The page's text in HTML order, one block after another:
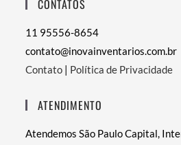
CONTATOS
11 95556-8654
contato@inovainventarios.com.br
Contato | Política de Privacidade
ATENDIMENTO
Atendemos São Paulo Capital,